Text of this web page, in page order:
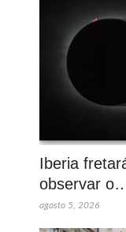
Iberia
observar
agosto 5, 2026